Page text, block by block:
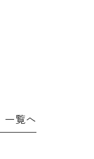
一覧へ